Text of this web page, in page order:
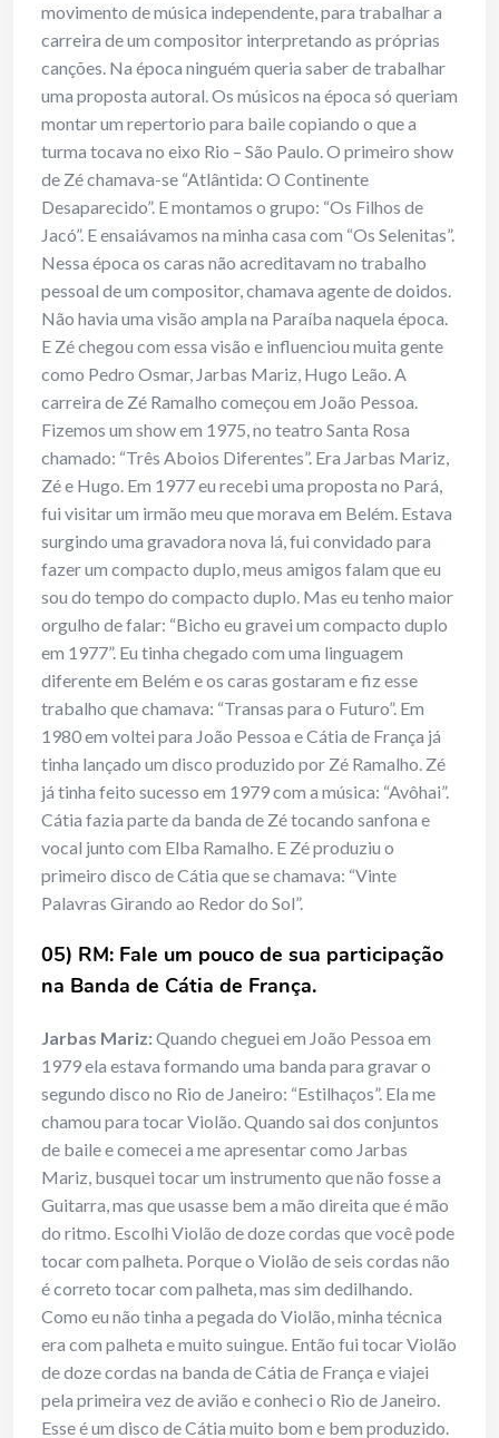
movimento de música independente, para trabalhar a
carreira de um compositor interpretando as próprias
canções. Na época ninguém queria saber de trabalhar
uma proposta autoral. Os músicos na época só queriam
montar um repertorio para baile copiando o que a
turma tocava no eixo Rio – São Paulo. O primeiro show
de Zé chamava-se “Atlântida: O Continente
Desaparecido”. E montamos o grupo: “Os Filhos de
Jacó”. E ensaiávamos na minha casa com “Os Selenitas”.
Nessa época os caras não acreditavam no trabalho
pessoal de um compositor, chamava agente de doidos.
Não havia uma visão ampla na Paraíba naquela época.
E Zé chegou com essa visão e influenciou muita gente
como Pedro Osmar, Jarbas Mariz, Hugo Leão. A
carreira de Zé Ramalho começou em João Pessoa.
Fizemos um show em 1975, no teatro Santa Rosa
chamado: “Três Aboios Diferentes”. Era Jarbas Mariz,
Zé e Hugo. Em 1977 eu recebi uma proposta no Pará,
fui visitar um irmão meu que morava em Belém. Estava
surgindo uma gravadora nova lá, fui convidado para
fazer um compacto duplo, meus amigos falam que eu
sou do tempo do compacto duplo. Mas eu tenho maior
orgulho de falar: “Bicho eu gravei um compacto duplo
em 1977”. Eu tinha chegado com uma linguagem
diferente em Belém e os caras gostaram e fiz esse
trabalho que chamava: “Transas para o Futuro”. Em
1980 em voltei para João Pessoa e Cátia de França já
tinha lançado um disco produzido por Zé Ramalho. Zé
já tinha feito sucesso em 1979 com a música: “Avôhai”.
Cátia fazia parte da banda de Zé tocando sanfona e
vocal junto com Elba Ramalho. E Zé produziu o
primeiro disco de Cátia que se chamava: “Vinte
Palavras Girando ao Redor do Sol”.
05) RM: Fale um pouco de sua participação
na Banda de Cátia de França.
Jarbas Mariz:Quando cheguei em João Pessoa em
1979 ela estava formando uma banda para gravar o
segundo disco no Rio de Janeiro: “Estilhaços”. Ela me
chamou para tocar Violão. Quando sai dos conjuntos
de baile e comecei a me apresentar como Jarbas
Mariz, busquei tocar um instrumento que não fosse a
Guitarra, mas que usasse bem a mão direita que é mão
do ritmo. Escolhi Violão de doze cordas que você pode
tocar com palheta. Porque o Violão de seis cordas não
é correto tocar com palheta, mas sim dedilhando.
Como eu não tinha a pegada do Violão, minha técnica
era com palheta e muito suingue. Então fui tocar Violão
de doze cordas na banda de Cátia de França e viajei
pela primeira vez de avião e conheci o Rio de Janeiro.
Esse é um disco de Cátia muito bom e bem produzido.